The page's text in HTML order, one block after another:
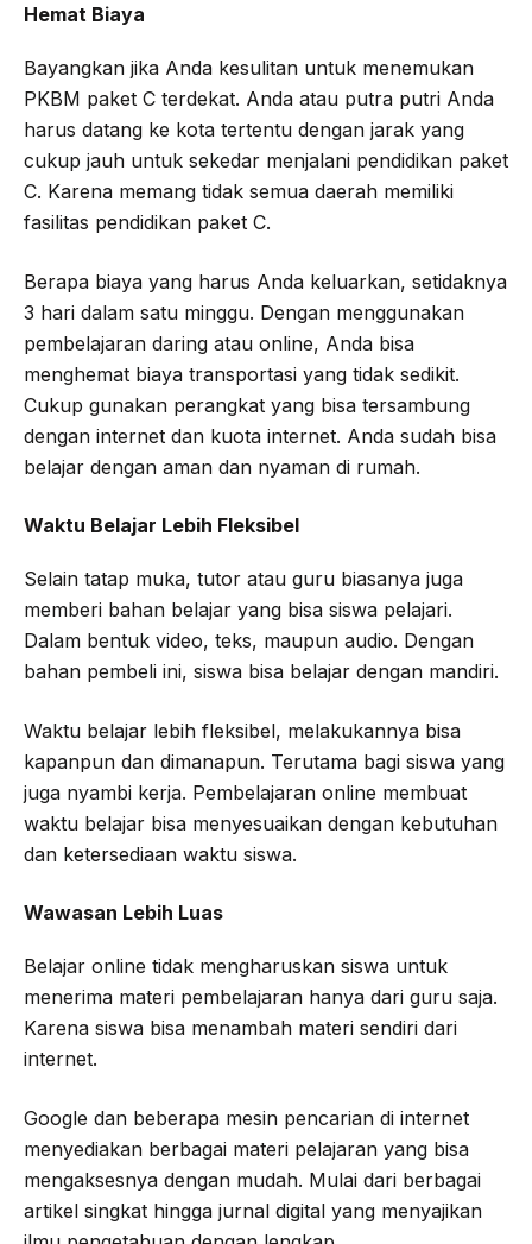
Hemat Biaya
Bayangkan jika Anda kesulitan untuk menemukan
PKBM paket C terdekat. Anda atau putra putri Anda
harus datang ke kota tertentu dengan jarak yang
cukup jauh untuk sekedar menjalani pendidikan paket
C. Karena memang tidak semua daerah memiliki
fasilitas pendidikan paket C.
Berapa biaya yang harus Anda keluarkan, setidaknya
3 hari dalam satu minggu. Dengan menggunakan
pembelajaran daring atau online, Anda bisa
menghemat biaya transportasi yang tidak sedikit.
Cukup gunakan perangkat yang bisa tersambung
dengan internet dan kuota internet. Anda sudah bisa
belajar dengan aman dan nyaman di rumah.
Waktu Belajar Lebih Fleksibel
Selain tatap muka, tutor atau guru biasanya juga
memberi bahan belajar yang bisa siswa pelajari.
Dalam bentuk video, teks, maupun audio. Dengan
bahan pembeli ini, siswa bisa belajar dengan mandiri.
Waktu belajar lebih fleksibel, melakukannya bisa
kapanpun dan dimanapun. Terutama bagi siswa yang
juga nyambi kerja. Pembelajaran online membuat
waktu belajar bisa menyesuaikan dengan kebutuhan
dan ketersediaan waktu siswa.
Wawasan Lebih Luas
Belajar online tidak mengharuskan siswa untuk
menerima materi pembelajaran hanya dari guru saja.
Karena siswa bisa menambah materi sendiri dari
internet.
Google dan beberapa mesin pencarian di internet
menyediakan berbagai materi pelajaran yang bisa
mengaksesnya dengan mudah. Mulai dari berbagai
artikel singkat hingga jurnal digital yang menyajikan